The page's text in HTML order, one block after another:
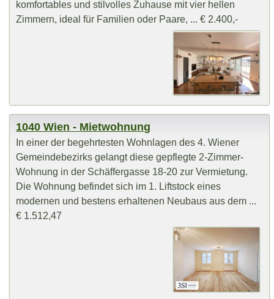
komfortables und stilvolles Zuhause mit vier hellen
Zimmern, ideal für Familien oder Paare, ... € 2.400,-
1040 Wien - Mietwohnung
In einer der begehrtesten Wohnlagen des 4. Wiener
Gemeindebezirks gelangt diese gepflegte 2-Zimmer-
Wohnung in der Schäffergasse 18-20 zur Vermietung.
Die Wohnung befindet sich im 1. Liftstock eines
modernen und bestens erhaltenen Neubaus aus dem ...
€ 1.512,47